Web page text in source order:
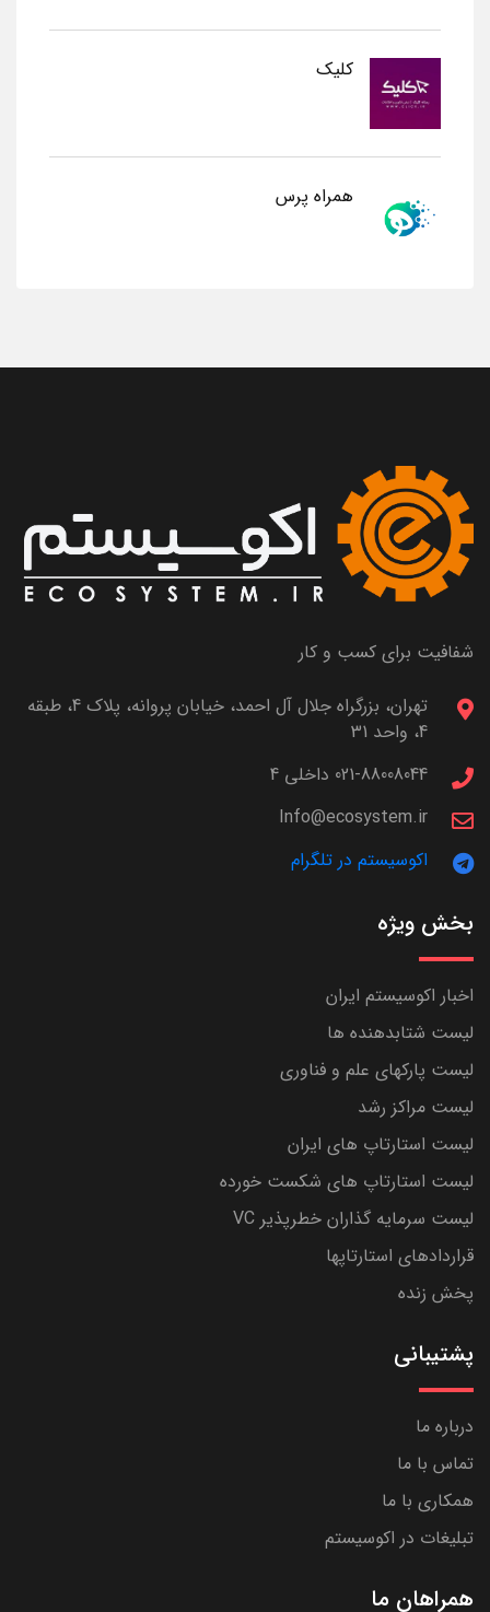
کلیک
همراه پرس
شفافیت برای کسب و کار
تهران، بزرگراه جلال آل احمد، خیابان پروانه، پلاک 4، طبقه
4، واحد 31
021-88008044 داخلی 4
Info@ecosystem.ir
اکوسیستم در تلگرام
بخش ویژه
اخبار اکوسیستم ایران
لیست شتابدهنده ها
لیست پارکهای علم و فناوری
لیست مراکز رشد
لیست استارتاپ های ایران
لیست استارتاپ های شکست خورده
لیست سرمایه گذاران خطرپذیر VC
قراردادهای استارتاپها
پخش زنده
پشتیبانی
درباره ما
تماس با ما
همکاری با ما
تبلیغات در اکوسیستم
همراهان ما